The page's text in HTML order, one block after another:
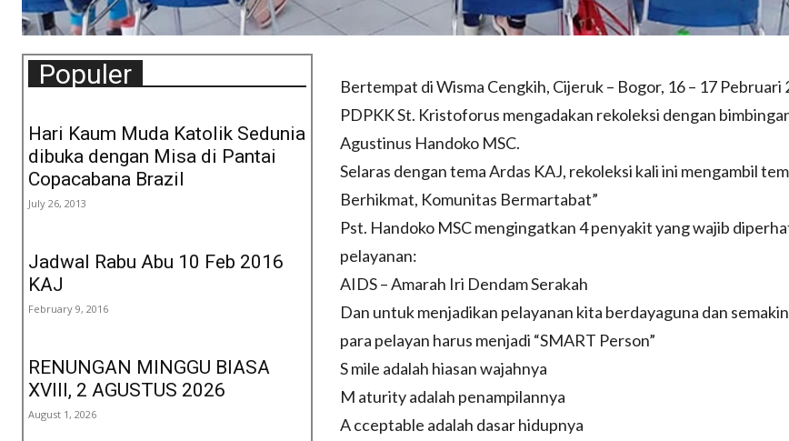
Populer
Hari Kaum Muda Katolik Sedunia
dibuka dengan Misa di Pantai
Copacabana Brazil
July 26, 2013
Jadwal Rabu Abu 10 Feb 2016
KAJ
February 9, 2016
RENUNGAN MINGGU BIASA
XVIII, 2 AGUSTUS 2026
August 1, 2026
Bertempat di Wisma Cengkih, Cijeruk – Bogor, 16 – 17 Pebruari
PDPKK St. Kristoforus mengadakan rekoleksi dengan
Agustinus Handoko MSC.
Selaras dengan tema Ardas KAJ, rekoleksi kali ini mengambil
Berhikmat, Komunitas Bermartabat”
Pst. Handoko MSC mengingatkan 4 penyakit yang wajib
pelayanan:
AIDS – Amarah Iri Dendam Serakah
Dan untuk menjadikan pelayanan kita berdayaguna dan
para pelayan harus menjadi “SMART Person”
S mile adalah hiasan wajahnya
M aturity adalah penampilannya
A cceptable adalah dasar hidupnya